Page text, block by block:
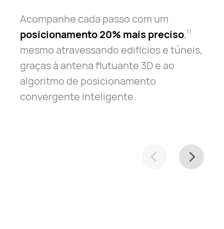
Acompanhe cada passo com um
posicionamento 20% mais preciso,11
mesmo atravessando edifícios e túneis,
graças à antena flutuante 3D e ao
algoritmo de posicionamento
convergente inteligente.